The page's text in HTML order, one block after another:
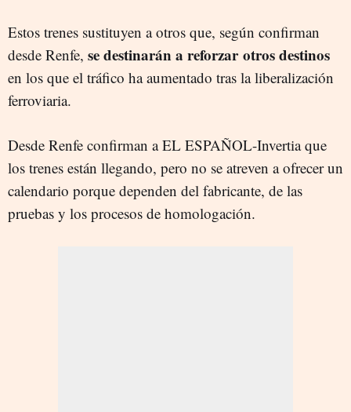
Estos trenes sustituyen a otros que, según confirman
desde Renfe, se destinarán a reforzar otros destinos
en los que el tráfico ha aumentado tras la liberalización
ferroviaria.
Desde Renfe confirman a EL ESPAÑOL-Invertia que
los trenes están llegando, pero no se atreven a ofrecer un
calendario porque dependen del fabricante, de las
pruebas y los procesos de homologación.